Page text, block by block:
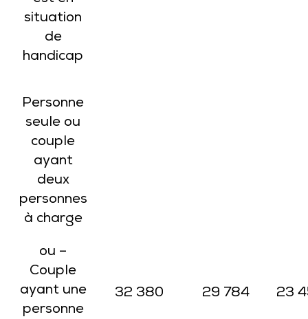
situation
de
handicap
Personne
seule ou
couple
ayant
deux
personnes
à charge
ou –
Couple
ayant une
personne
32 380 29 784 23